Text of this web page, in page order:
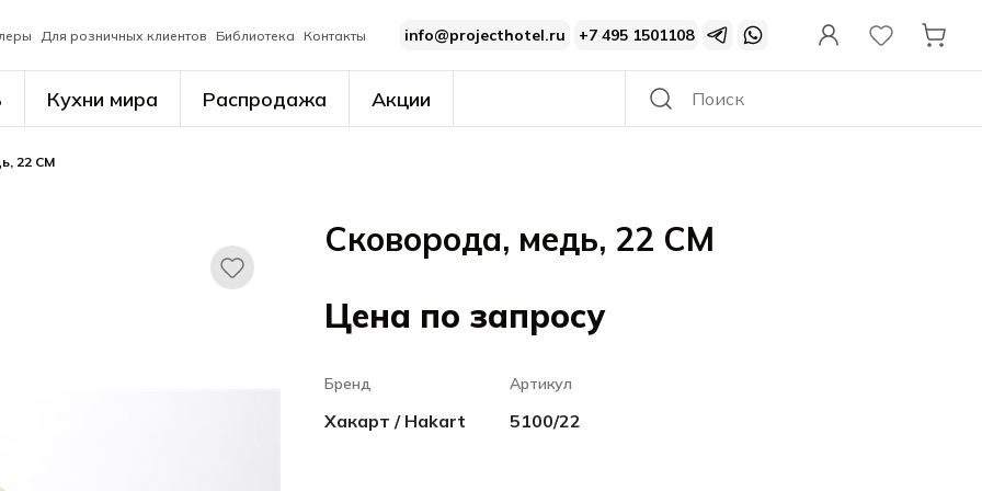
Для розничных клиентов Библиотека Контакты info@projecthotel.ru +7 495 1501108
Кухни мира Распродажа Акции
22 CM
Сковорода, медь, 22 CM
Цена по запросу
Бренд
Хакарт / Hakart
Артикул
5100/22